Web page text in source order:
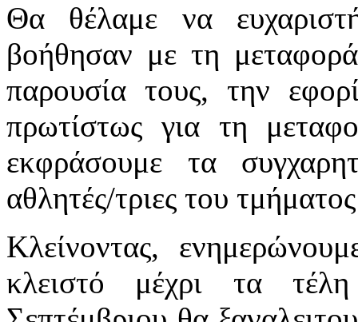
Θα θέλαμε να
βοήθησαν με τη
παρουσία τους, την
πρωτίστως για τη
εκφράσουμε τα
αθλητές/τριες του
Κλείνοντας,
κλειστό μέχρι τα